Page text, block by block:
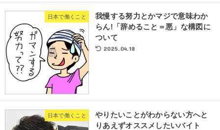
日本で働くこと
我慢する努力とかマジで意味わか
らん!「辞めること＝悪」な構図に
ついて
2025.04.18
日本で働くこと
やりたいことがわからない方へと
りあえずオススメしたいバイト